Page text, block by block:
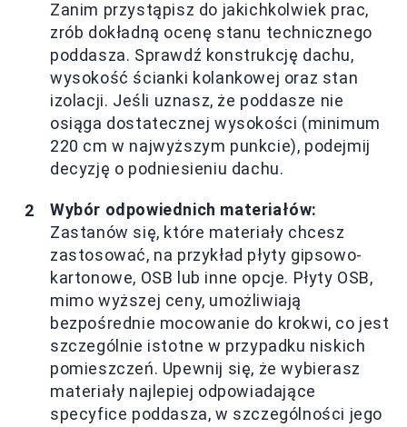
Zanim przystąpisz do jakichkolwiek prac,
zrób dokładną ocenę stanu technicznego
poddasza. Sprawdź konstrukcję dachu,
wysokość ścianki kolankowej oraz stan
izolacji. Jeśli uznasz, że poddasze nie
osiąga dostatecznej wysokości (minimum
220 cm w najwyższym punkcie), podejmij
decyzję o podniesieniu dachu.
Wybór odpowiednich materiałów:
Zastanów się, które materiały chcesz
zastosować, na przykład płyty gipsowo-
kartonowe, OSB lub inne opcje. Płyty OSB,
mimo wyższej ceny, umożliwiają
bezpośrednie mocowanie do krokwi, co jest
szczególnie istotne w przypadku niskich
pomieszczeń. Upewnij się, że wybierasz
materiały najlepiej odpowiadające
specyfice poddasza, w szczególności jego